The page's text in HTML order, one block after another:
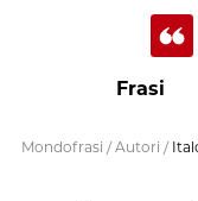
Frasi
Mondofrasi / Autori /